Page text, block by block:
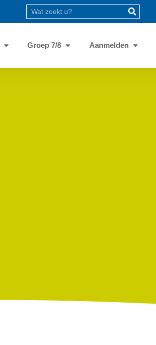
Groep 7/8 Aanmelden